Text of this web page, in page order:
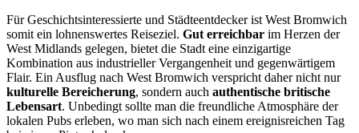
Für Geschichtsinteressierte und Städteentdecker ist West Bromwich
somit ein lohnenswertes Reiseziel. Gut erreichbar im Herzen der
West Midlands gelegen, bietet die Stadt eine einzigartige
Kombination aus industrieller Vergangenheit und gegenwärtigem
Flair. Ein Ausflug nach West Bromwich verspricht daher nicht nur
kulturelle Bereicherung, sondern auch authentische britische
Lebensart. Unbedingt sollte man die freundliche Atmosphäre der
lokalen Pubs erleben, wo man sich nach einem ereignisreichen Tag